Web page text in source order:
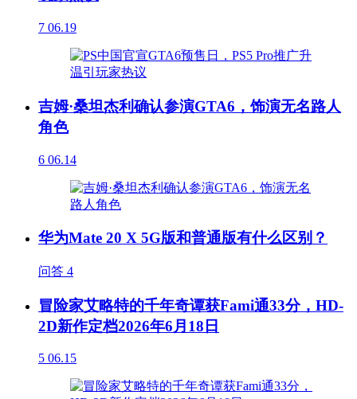
7 06.19
吉姆·桑坦杰利确认参演GTA6，饰演无名路人
角色
6 06.14
华为Mate 20 X 5G版和普通版有什么区别？
问答 4
冒险家艾略特的千年奇谭获Fami通33分，HD-
2D新作定档2026年6月18日
5 06.15